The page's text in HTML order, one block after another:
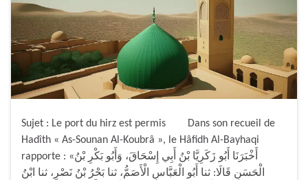
Sujet : Le port du hirz est permis Dans son recueil de
Hadîth « As-Sounan Al-Koubrâ », le Hâfidh Al-Bayhaqi
rapporte : «أَخْبَرَنَا أَبُو زَكَرِيَّا بْنُ أَبِي إِسْحَاقَ، وَأَبُو بَكْرِ بْنُ
الْحَسَنِ قَالَا: ثنا أَبُو الْعَبَّاسِ الْأَصَمُّ، ثنا بَحْرُ بْنُ نَصْرٍ، ثنا ابْنُ